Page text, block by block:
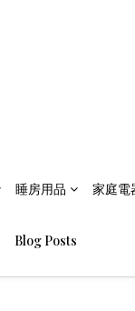
睡房用品 家庭電
Blog Posts